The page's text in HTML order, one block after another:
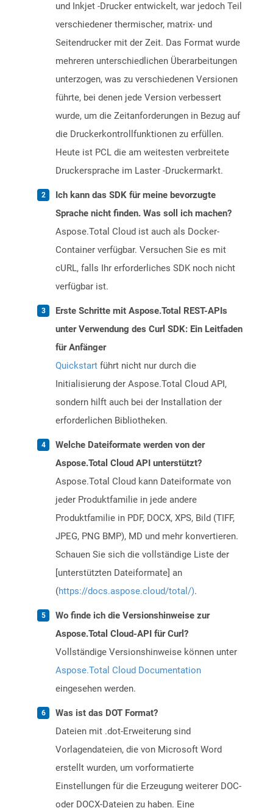
und Inkjet -Drucker entwickelt, war jedoch Teil
verschiedener thermischer, matrix- und
Seitendrucker mit der Zeit. Das Format wurde
mehreren unterschiedlichen Überarbeitungen
unterzogen, was zu verschiedenen Versionen
führte, bei denen jede Version verbessert
wurde, um die Zeitanforderungen in Bezug auf
die Druckerkontrollfunktionen zu erfüllen.
Heute ist PCL die am weitesten verbreitete
Druckersprache im Laster -Druckermarkt.
Ich kann das SDK für meine bevorzugte
Sprache nicht finden. Was soll ich machen?
Aspose.Total Cloud ist auch als Docker-
Container verfügbar. Versuchen Sie es mit
cURL, falls Ihr erforderliches SDK noch nicht
verfügbar ist.
Erste Schritte mit Aspose.Total REST-APIs
unter Verwendung des Curl SDK: Ein Leitfaden
für Anfänger
Quickstart führt nicht nur durch die
Initialisierung der Aspose.Total Cloud API,
sondern hilft auch bei der Installation der
erforderlichen Bibliotheken.
Welche Dateiformate werden von der
Aspose.Total Cloud API unterstützt?
Aspose.Total Cloud kann Dateiformate von
jeder Produktfamilie in jede andere
Produktfamilie in PDF, DOCX, XPS, Bild (TIFF,
JPEG, PNG BMP), MD und mehr konvertieren.
Schauen Sie sich die vollständige Liste der
[unterstützten Dateiformate] an
(https://docs.aspose.cloud/total/).
Wo finde ich die Versionshinweise zur
Aspose.Total Cloud-API für Curl?
Vollständige Versionshinweise können unter
Aspose.Total Cloud Documentation
eingesehen werden.
Was ist das DOT Format?
Dateien mit .dot-Erweiterung sind
Vorlagendateien, die von Microsoft Word
erstellt wurden, um vorformatierte
Einstellungen für die Erzeugung weiterer DOC-
oder DOCX-Dateien zu haben. Eine